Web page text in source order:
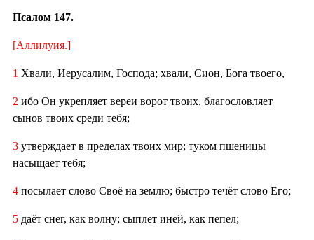
Псалом 147.
[Аллилуия.]
1 Хвали, Иерусалим, Господа; хвали, Сион, Бога твоего,
2 ибо Он укрепляет вереи ворот твоих, благословляет
сынов твоих среди тебя;
3 утверждает в пределах твоих мир; туком пшеницы
насыщает тебя;
4 посылает слово Своё на землю; быстро течёт слово Его;
5 даёт снег, как волну; сыплет иней, как пепел;